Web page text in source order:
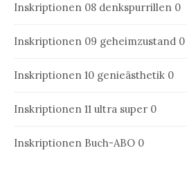
Inskriptionen 08 denkspurrillen 0
Inskriptionen 09 geheimzustand 0
Inskriptionen 10 genieästhetik 0
Inskriptionen 11 ultra super 0
Inskriptionen Buch-ABO 0